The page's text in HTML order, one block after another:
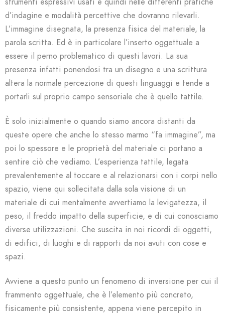
strumenti espressivi usati e quindi nelle differenti pratiche
d’indagine e modalità percettive che dovranno rilevarli.
L’immagine disegnata, la presenza fisica del materiale, la
parola scritta. Ed è in particolare l’inserto oggettuale a
essere il perno problematico di questi lavori. La sua
presenza infatti ponendosi tra un disegno e una scrittura
altera la normale percezione di questi linguaggi e tende a
portarli sul proprio campo sensoriale che è quello tattile.
È solo inizialmente o quando siamo ancora distanti da
queste opere che anche lo stesso marmo “fa immagine”, ma
poi lo spessore e le proprietà del materiale ci portano a
sentire ciò che vediamo. L’esperienza tattile, legata
prevalentemente al toccare e al relazionarsi con i corpi nello
spazio, viene qui sollecitata dalla sola visione di un
materiale di cui mentalmente avvertiamo la levigatezza, il
peso, il freddo impatto della superficie, e di cui conosciamo
diverse utilizzazioni. Che suscita in noi ricordi di oggetti,
di edifici, di luoghi e di rapporti da noi avuti con cose e
spazi.
Avviene a questo punto un fenomeno di inversione per cui il
frammento oggettuale, che è l’elemento più concreto,
fisicamente più consistente, appena viene percepito in